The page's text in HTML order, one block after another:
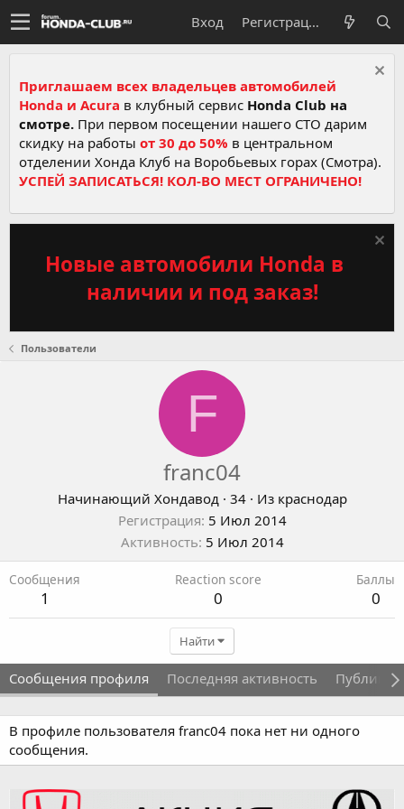
Вход Регистрация
Приглашаем всех владельцев автомобилей
Honda и Acura в клубный сервис Honda Club на
смотре. При первом посещении нашего СТО дарим
скидку на работы от 30 до 50% в центральном
отделении Хонда Клуб на Воробьевых горах (Смотра).
УСПЕЙ ЗАПИСАТЬСЯ! КОЛ-ВО МЕСТ ОГРАНИЧЕНО!
Новые автомобили Honda в
наличии и под заказ!
Пользователи
F
franc04
Начинающий Хондавод · 34 · Из краснодар
Регистрация 5 Июл 2014
Активность 5 Июл 2014
Сообщения
1
Reaction score
0
Баллы
0
Найти
Сообщения профиля Последняя активность
В профиле пользователя franc04 пока нет ни одного
сообщения.